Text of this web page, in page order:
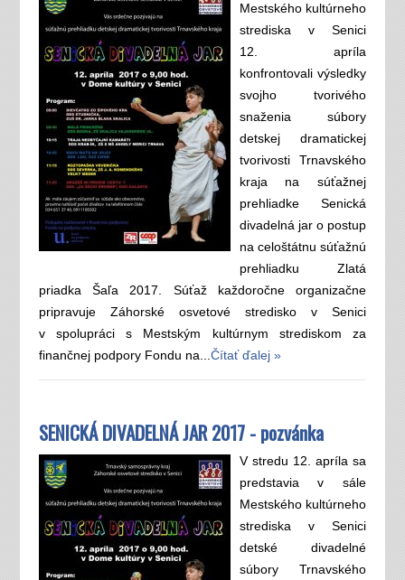
Mestského kultúrneho
strediska v Senici
12. apríla
konfrontovali výsledky
svojho tvorivého
snaženia súbory
detskej dramatickej
tvorivosti Trnavského
kraja na súťažnej
prehliadke Senická
divadelná jar o postup
na celoštátnu súťažnú
prehliadku Zlatá
priadka Šaľa 2017. Súťaž každoročne organizačne
pripravuje Záhorské osvetové stredisko v Senici
v spolupráci s Mestským kultúrnym strediskom za
finančnej podpory Fondu na... Čítať ďalej »
SENICKÁ DIVADELNÁ JAR 2017 - pozvánka
V stredu 12. apríla sa
predstavia v sále
Mestského kultúrneho
strediska v Senici
detské divadelné
súbory Trnavského